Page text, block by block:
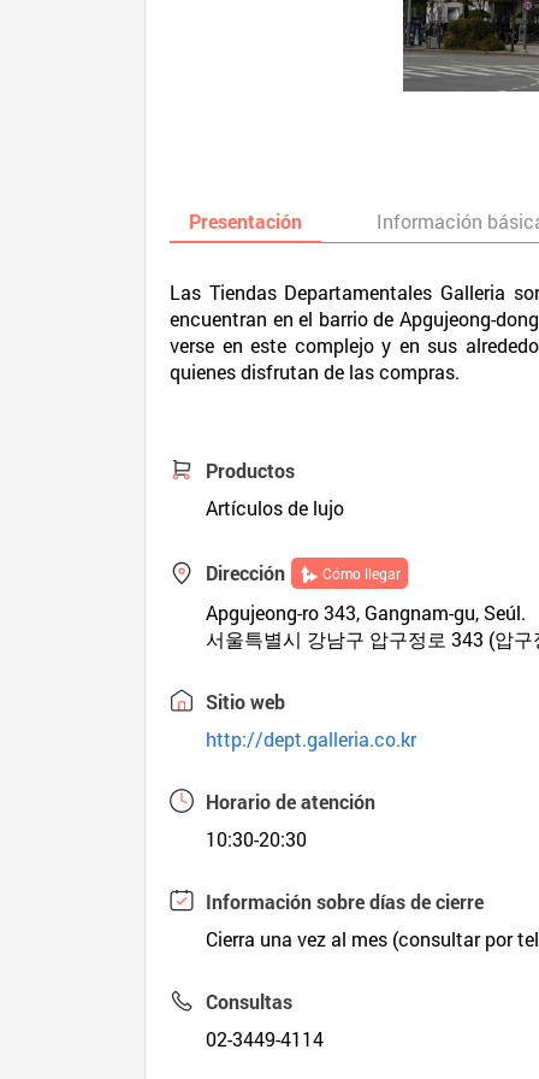
Presentación Información
Las Tiendas Departamentales Galleria
encuentran en el barrio de Apgujeong-
verse en este complejo y en sus
quienes disfrutan de las compras.
Productos
Artículos de lujo
Dirección Cómo llegar
Apgujeong-ro 343, Gangnam-gu, Seúl.
서울특별시 강남구 압구정로 343 (압구
Sitio web
http://dept.galleria.co.kr
Horario de atención
10:30-20:30
Información sobre días de cierre
Cierra una vez al mes (consultar por
Consultas
02-3449-4114